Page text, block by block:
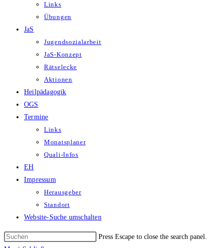
Links
Übungen
JaS
Jugendsozialarbeit
JaS-Konzept
Rätselecke
Aktionen
Heilpädagogik
OGS
Termine
Links
Monatsplaner
Quali-Infos
EH
Impressum
Herausgeber
Standort
Website-Suche umschalten
Press Escape to close the search panel.